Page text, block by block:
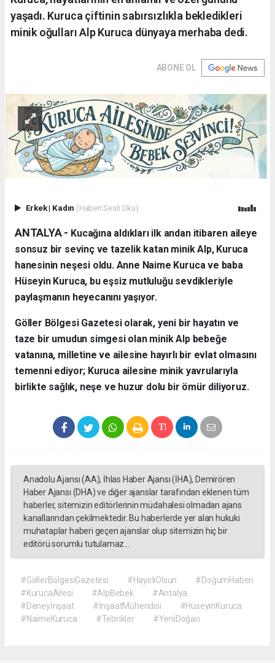
yaşadı. Kuruca çiftinin sabırsızlıkla bekledikleri
minik oğulları Alp Kuruca dünyaya merhaba dedi.
ABONE OL
Erkek| Kadın (Haberi Sesli Oku)
ANTALYA - ​ Kucağına aldıkları ilk andan itibaren aileye
sonsuz bir sevinç ve tazelik katan minik Alp, Kuruca
hanesinin neşesi oldu. Anne Naime Kuruca ve baba
Hüseyin Kuruca, bu eşsiz mutluluğu sevdikleriyle
paylaşmanın heyecanını yaşıyor.
​Göller Bölgesi Gazetesi olarak, yeni bir hayatın ve
taze bir umudun simgesi olan minik Alp bebeğe
vatanına, milletine ve ailesine hayırlı bir evlat olmasını
temenni ediyor; Kuruca ailesine minik yavrularıyla
birlikte sağlık, neşe ve huzur dolu bir ömür diliyoruz.
Anadolu Ajansı (AA), İhlas Haber Ajansı (İHA), Demirören
Haber Ajansı (DHA) ve diğer ajanslar tarafından eklenen tüm
haberler, sitemizin editörlerinin müdahalesi olmadan ajans
kanallarından çekilmektedir. Bu haberlerde yer alan hukuki
muhataplar haberi geçen ajanslar olup sitemizin hiç bir
editörü sorumlu tutulamaz...
#GöllerBölgesiGazetesi #HayırlıOlsun
#DoğumHaberi
#KurucaAilesi
#AlpBebek
#Antalya
#Deneyİnşaat
#İnşaatMühendisi
#HüseyinKuruca
#NaimeKuruca
#Tebrikler #YeniDoğan